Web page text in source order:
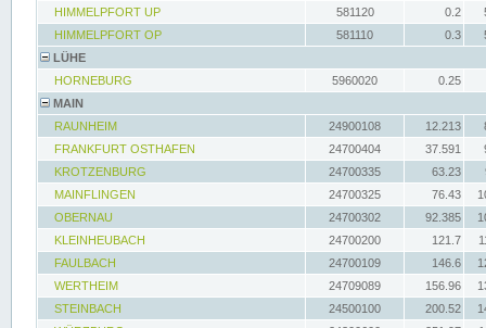
HIMMELPFORT UP
581120 0.2
HIMMELPFORT OP
581110 0.3
LÜHE
HORNEBURG
5960020
0.25
MAIN
RAUNHEIM
24900108 12.213
FRANKFURT OSTHAFEN
24700404 37.591
KROTZENBURG
24700335 63.23
MAINFLINGEN
24700325 76.43
OBERNAU
24700302 92.385
KLEINHEUBACH
24700200 121.7
FAULBACH
24700109 146.6
WERTHEIM
24709089 156.96
STEINBACH
24500100 200.52